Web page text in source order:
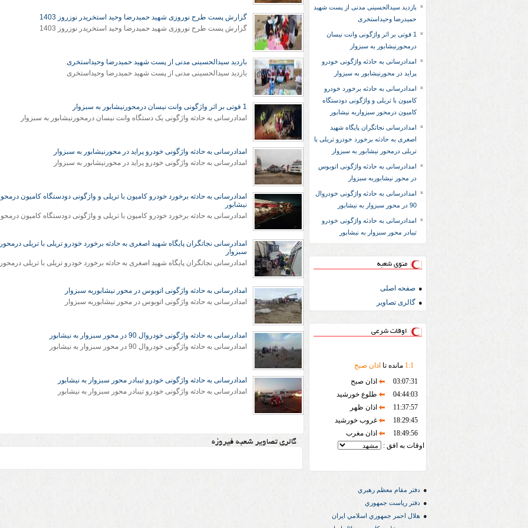
بازدید سیدالحسینی مدنی از پست شهید
حمیدرضا وحیداستخری
1 فوتی بر اثر واژگونی وانت نیسان
درمحورنیشابور به سبزوار
امدادرسانی به حادثه واژگونی خودرو
پراید در محورنیشابور به سبزوار
امدادرسانی به حادثه برخورد خودرو
کامیون با تریلی و واژگونی دودستگاه
کامیون درمحور سبزواربه نیشابور
امدادرسانی نجاتگران پایگاه شهید
اصغری به حادثه برخورد خودرو تریلی با
تریلی درمحور نیشابور به سبزوار
امدادرسانی به حادثه واژگونی اتوبوس
در محور نیشابوربه سبزوار
امدادرسانی به حادثه واژگونی خودروال
90 در محور سبزوار به نیشابور
امدادرسانی به حادثه واژگونی خودرو
تیبادر محور سبزوار به نیشابور
منوی شعبه
صفحه اصلی
گالری تصاویر
اوقات شرعی
1:1 مانده تا اذان صبح
03:07:31
اذان صبح
04:44:03
طلوع خورشید
11:37:57
اذان ظهر
18:29:45
غروب خورشید
18:49:56
اذان مغرب
اوقات به افق :
گزارش پست طرح نوروزی شهید حمیدرضا وحید استخریدر نوزروز 1403
گزارش پست طرح نوروزی شهید حمیدرضا وحید استخریدر نوزروز 1403
بازدید سیدالحسینی مدنی از پست شهید حمیدرضا وحیداستخری
بازدید سیدالحسینی مدنی از پست شهید حمیدرضا وحیداستخری
1 فوتی بر اثر واژگونی وانت نیسان درمحورنیشابور به سبزوار
امدادرسانی به حادثه واژگونی یک دستگاه وانت نیسان درمحورنیشابور به سبزوار
امدادرسانی به حادثه واژگونی خودرو پراید در محورنیشابور به سبزوار
امدادرسانی به حادثه واژگونی خودرو پراید در محورنیشابور به سبزوار
امدادرسانی به حادثه برخورد خودرو کامیون با تریلی و واژگونی دودستگاه کامیون
نیشابور
امدادرسانی نجاتگران پایگاه شهید اصغری به حادثه برخورد خودرو تریلی با تریلی
سبزوار
امدادرسانی به حادثه واژگونی اتوبوس در محور نیشابوربه سبزوار
امدادرسانی به حادثه واژگونی اتوبوس در محور نیشابوربه سبزوار
امدادرسانی به حادثه واژگونی خودروال 90 در محور سبزوار به نیشابور
امدادرسانی به حادثه واژگونی خودروال 90 در محور سبزوار به نیشابور
امدادرسانی به حادثه واژگونی خودرو تیبادر محور سبزوار به نیشابور
امدادرسانی به حادثه واژگونی خودرو تیبادر محور سبزوار به نیشابور
گالری تصاویر شعبه فیروزه
دفتر مقام معظم رهبري
دفتر رياست جمهوري
هلال احمر جمهوري اسلامي ايران